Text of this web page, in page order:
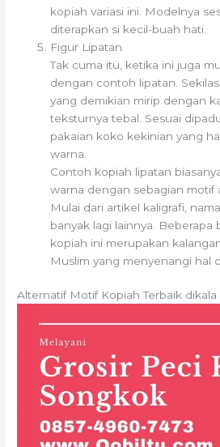
kopiah variasi ini. Modelnya
diterapkan si kecil-buah hati.
Figur Lipatan
Tak cuma itu, ketika ini juga
dengan contoh lipatan.
yang demikian mirip dengan
teksturnya tebal. Sesuai
pakaian koko kekinian yang
warna.
Contoh kopiah lipatan
warna dengan sebagian motif
Mulai dari artikel kaligrafi,
banyak lagi lainnya. Beberapa
kopiah ini merupakan
Muslim yang menyenangi hal
Alternatif Motif Kopiah Terbaik dikala